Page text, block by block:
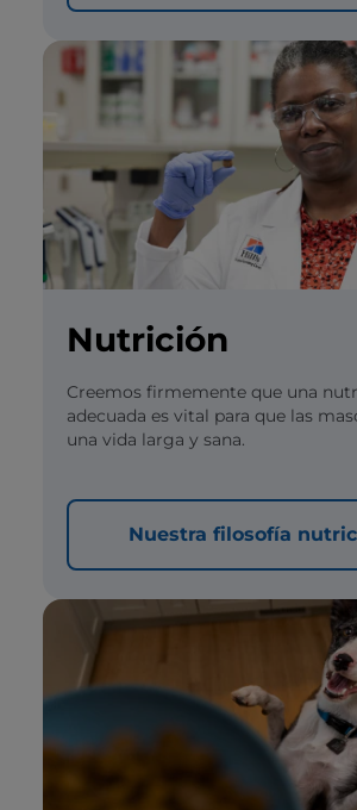
Nutrición
Creemos firmemente que una
adecuada es vital para que las
una vida larga y sana.
Nuestra filosofía